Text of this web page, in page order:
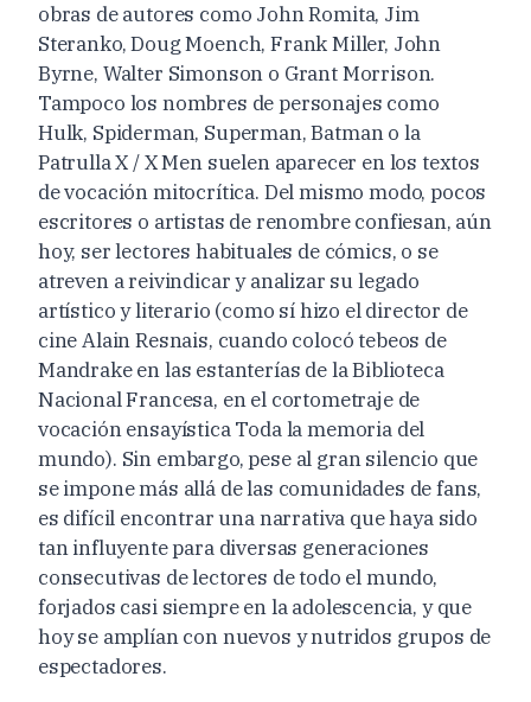
obras de autores como John Romita, Jim
Steranko, Doug Moench, Frank Miller, John
Byrne, Walter Simonson o Grant Morrison.
Tampoco los nombres de personajes como
Hulk, Spiderman, Superman, Batman o la
Patrulla X / X Men suelen aparecer en los textos
de vocación mitocrítica. Del mismo modo, pocos
escritores o artistas de renombre confiesan, aún
hoy, ser lectores habituales de cómics, o se
atreven a reivindicar y analizar su legado
artístico y literario (como sí hizo el director de
cine Alain Resnais, cuando colocó tebeos de
Mandrake en las estanterías de la Biblioteca
Nacional Francesa, en el cortometraje de
vocación ensayística Toda la memoria del
mundo). Sin embargo, pese al gran silencio que
se impone más allá de las comunidades de fans,
es difícil encontrar una narrativa que haya sido
tan influyente para diversas generaciones
consecutivas de lectores de todo el mundo,
forjados casi siempre en la adolescencia, y que
hoy se amplían con nuevos y nutridos grupos de
espectadores.